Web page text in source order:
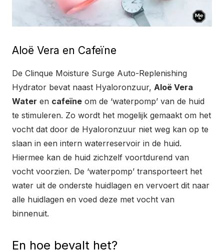
Aloë Vera en Cafeïne
De Clinque Moisture Surge Auto-Replenishing
Hydrator bevat naast Hyaloronzuur, Aloë Vera
Water en cafeïne om de ‘waterpomp’ van de huid
te stimuleren. Zo wordt het mogelijk gemaakt om het
vocht dat door de Hyaloronzuur niet weg kan op te
slaan in een intern waterreservoir in de huid.
Hiermee kan de huid zichzelf voortdurend van
vocht voorzien. De ‘waterpomp’ transporteert het
water uit de onderste huidlagen en vervoert dit naar
alle huidlagen en voed deze met vocht van
binnenuit.
En hoe bevalt het?